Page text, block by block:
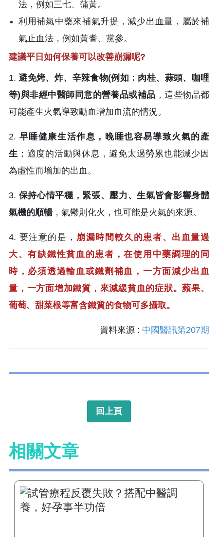
法，例如三七、蒲黃。
利用補氣中藥來補氣升提，減少出血量，屬於補
氣止血法，例如黃耆、黨參。
建議平日如何保養可以改善崩漏呢?
1.避免烤、炸、辛辣食物(例如：肉桂、蒜頭、咖哩
等)與非經中醫師同意的營養品或補品 ，這些物品都
可能產生火氣導致動血增加血流的情況。
2. 早睡健康生活作息，晚睡也容易導致火氣的產
生 ；適度的活動與休息，避免太過勞累也能減少因
為虛性而增加的出血。
3. 保持心情平穩，緊張、壓力、生氣皆會影響身體
氣機的順暢 ，氣鬱則化火，也可能是火氣的來源。
4. 要注意的是， 崩漏時間較久的患者、出血量過
大、有缺鐵性貧血的患者，在使用中藥調理的同
時，必須透過輸血或鐵劑補血，一方面減少出血
量，一方面增加鐵質，來減緩貧血的症狀。蘋果、
葡萄、甜菜根等富含鐵質的食物可多攝取。
資料來源 : 中國醫訊第207期
回上頁
相關文章